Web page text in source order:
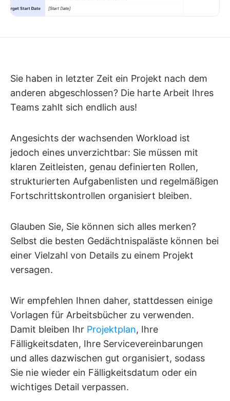
Sie haben in letzter Zeit ein Projekt nach dem
anderen abgeschlossen? Die harte Arbeit Ihres
Teams zahlt sich endlich aus!
Angesichts der wachsenden Workload ist
jedoch eines unverzichtbar: Sie müssen mit
klaren Zeitleisten, genau definierten Rollen,
strukturierten Aufgabenlisten und regelmäßigen
Fortschrittskontrollen organisiert bleiben.
Glauben Sie, Sie können sich alles merken?
Selbst die besten Gedächtnispaläste können bei
einer Vielzahl von Details zu einem Projekt
versagen.
Wir empfehlen Ihnen daher, stattdessen einige
Vorlagen für Arbeitsbücher zu verwenden.
Damit bleiben Ihr Projektplan, Ihre
Fälligkeitsdaten, Ihre Servicevereinbarungen
und alles dazwischen gut organisiert, sodass
Sie nie wieder ein Fälligkeitsdatum oder ein
wichtiges Detail verpassen.